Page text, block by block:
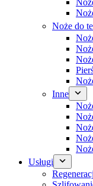
Noże do
Inne
Usługi